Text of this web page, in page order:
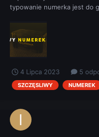
typowanie numerka jest do
4 Lipca 2023 5
SZCZĘSLIWY NUMEREK